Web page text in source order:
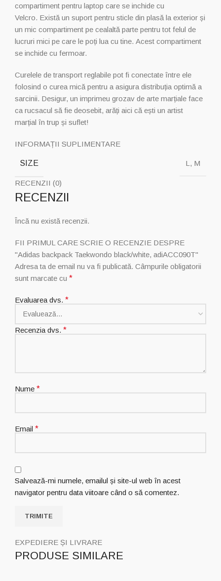
compartiment pentru laptop care se inchide cu
Velcro. Există un suport pentru sticle din plasă la exterior și
un mic compartiment pe cealaltă parte pentru tot felul de
lucruri mici pe care le poți lua cu tine. Acest compartiment
se inchide cu fermoar.
Curelele de transport reglabile pot fi conectate între ele
folosind o curea mică pentru a asigura distribuția optimă a
sarcinii. Desigur, un imprimeu grozav de arte marțiale face
ca rucsacul să fie deosebit, arăți aici că ești un artist
marțial în trup și suflet!
INFORMAȚII SUPLIMENTARE
SIZE L, M
RECENZII (0)
RECENZII
Încă nu există recenzii.
FII PRIMUL CARE SCRIE O RECENZIE DESPRE
"Adidas backpack Taekwondo black/white, adiACC090T"
Adresa ta de email nu va fi publicată. Câmpurile obligatorii
sunt marcate cu *
Evaluarea dvs. *
Recenzia dvs. *
Nume *
Email *
Salvează-mi numele, emailul și site-ul web în acest
navigator pentru data viitoare când o să comentez.
EXPEDIERE ȘI LIVRARE
PRODUSE SIMILARE